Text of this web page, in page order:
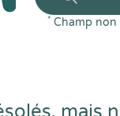
* Champ non